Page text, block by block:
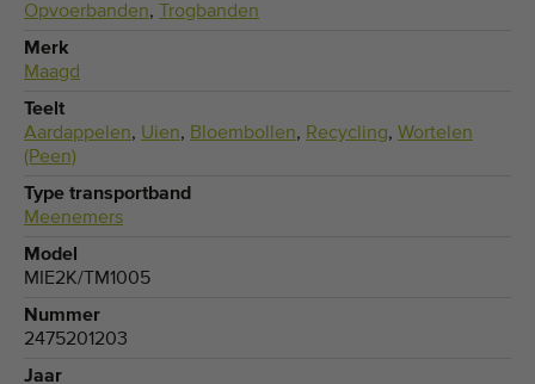
Opvoerbanden,
Trogbanden
Merk
Maagd
Teelt
Aardappelen, Uien, Bloembollen, Recycling, Wortelen
(Peen)
Type transportband
Meenemers
Model
MIE2K/TM1005
Nummer
2475201203
Jaar